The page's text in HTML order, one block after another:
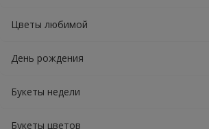
Цветы любимой
День рождения
Букеты недели
Букеты цветов